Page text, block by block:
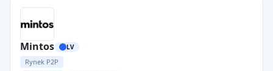
Mintos LV
Rynek P2P